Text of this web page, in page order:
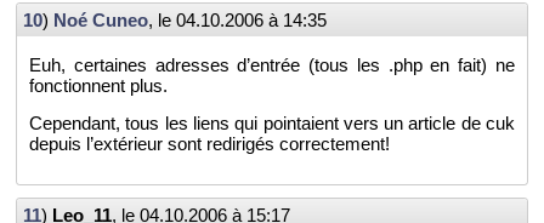
10) Noé Cuneo, le 04.10.2006 à 14:35
Euh, cer­taines adresses d’en­trée (tous les .php en fait) ne
fonc­tionnent plus.
Ce­pen­dant, tous les liens qui poin­taient vers un ar­ticle de cuk
de­puis l’ex­té­rieur sont re­di­ri­gés cor­rec­te­ment!
11) Leo_11, le 04.10.2006 à 15:17